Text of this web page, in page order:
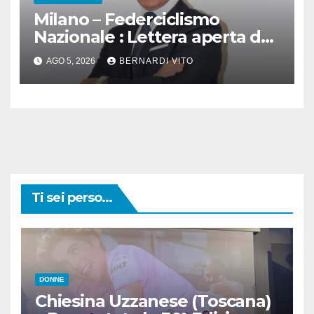
Milano – Federciclismo
Nazionale : Lettera aperta del
Presidente Cordiano Dagnoni
AGO 5, 2026 BERNARDI VITO
Ti sei perso...
DONNE
Chiesina Uzzanese (Toscana)